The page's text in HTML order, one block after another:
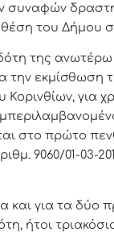
συναφών
του Δήμου
της
εκμίσθωση
για
στο πρώτο
9060/01-03-
για τα δύο
ήτοι